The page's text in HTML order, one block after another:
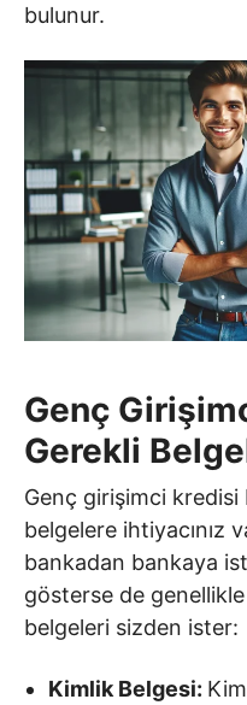
bulunur.
Genç
Gerekli
Genç girişimci kredisi
belgelere ihtiyacınız
bankadan bankaya
gösterse de
belgeleri sizden ister:
Kimlik Belgesi: